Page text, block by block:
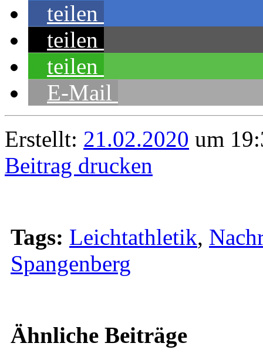
teilen
teilen
teilen
E-Mail
Erstellt: 21.02.2020 um
Beitrag drucken
Tags: Leichtathletik,
Spangenberg
Ähnliche Beiträge